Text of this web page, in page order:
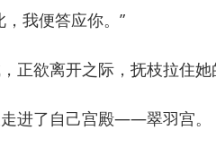
我便答应你。”
欲离开之际，抚枝拉住她
了自己宫殿——翠羽宫。